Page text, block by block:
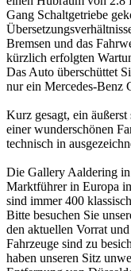
Gang Schaltgetriebe
Bremsen und das
kürzlich erfolgten
Das Auto überschüttet
nur ein Mercedes-Benz
Kurz gesagt, ein
einer wunderschönen
technisch in
Die Gallery Aaldering
Marktführer in Europa
sind immer 400
Bitte besuchen Sie
den aktuellen Vorrat
Fahrzeuge sind zu
haben unseren Sitz